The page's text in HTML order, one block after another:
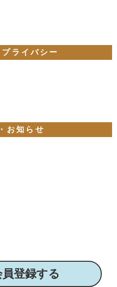
ライバシー
お知らせ
All rights reserved.
員登録する